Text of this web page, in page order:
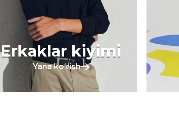
Erkaklar kiyimi
Yana koʻrish